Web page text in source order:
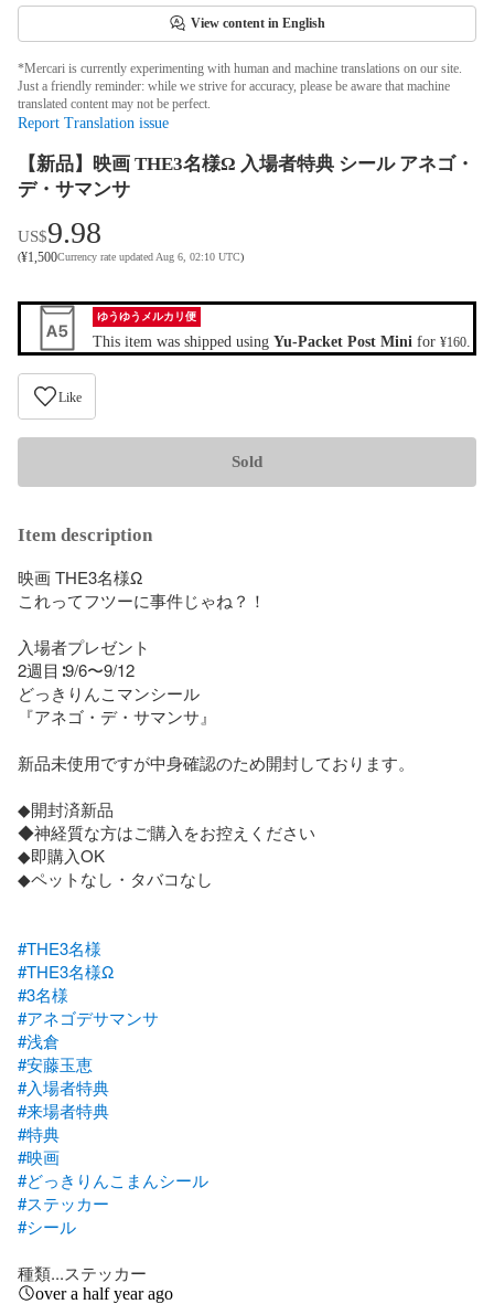
View content in English
*Mercari is currently experimenting with human and machine translations on our site.
Just a friendly reminder: while we strive for accuracy, please be aware that machine
translated content may not be perfect.
Report Translation issue
【新品】映画 THE3名様Ω 入場者特典 シール アネゴ・
デ・サマンサ
US$9.98
(¥1,500Currency rate updated Aug 6, 02:10 UTC)
ゆうゆうメルカリ便
This item was shipped using Yu-Packet Post Mini for ¥160
Like
Sold
Item description
映画 THE3名様Ω
これってフツーに事件じゃね？！
入場者プレゼント
2週目∶9/6〜9/12
どっきりんこマンシール
『アネゴ・デ・サマンサ』
新品未使用ですが中身確認のため開封しております。
◆開封済新品
◆神経質な方はご購入をお控えください
◆即購入OK
◆ペットなし・タバコなし
#THE3名様
#THE3名様Ω
#3名様
#アネゴデサマンサ
#浅倉
#安藤玉恵
#入場者特典
#来場者特典
#特典
#映画
#どっきりんこまんシール
#ステッカー
#シール
種類...ステッカー
over a half year ago